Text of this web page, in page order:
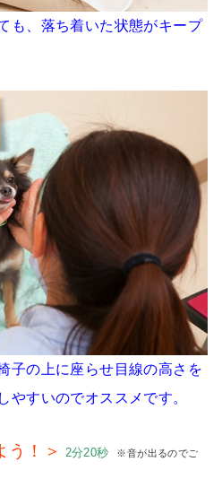
も、 落ち着いた状態がキープ
子の上に座らせ目線の高さを
やすいのでオススメです。
う！＞ 2分20秒 ※音が出るのでご